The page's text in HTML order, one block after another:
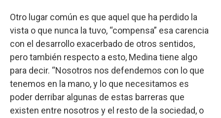
Otro lugar común es que aquel que ha perdido la
vista o que nunca la tuvo, “compensa” esa carencia
con el desarrollo exacerbado de otros sentidos,
pero también respecto a esto, Medina tiene algo
para decir. “Nosotros nos defendemos con lo que
tenemos en la mano, y lo que necesitamos es
poder derribar algunas de estas barreras que
existen entre nosotros y el resto de la sociedad, o